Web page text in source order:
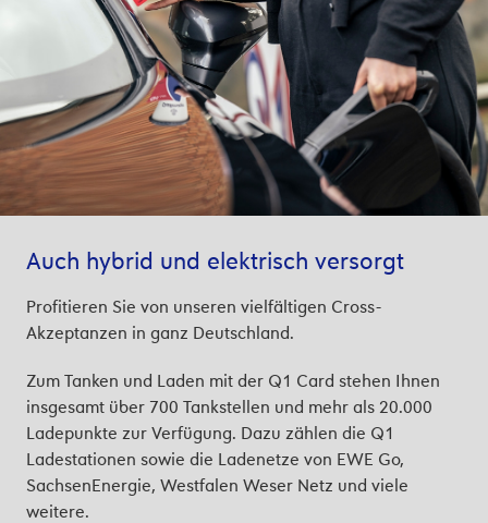
Auch hybrid und elektrisch versorgt
Profitieren Sie von unseren vielfältigen Cross-
Akzeptanzen in ganz Deutschland.
Zum Tanken und Laden mit der Q1 Card stehen Ihnen
insgesamt über 700 Tankstellen und mehr als 20.000
Ladepunkte zur Verfügung. Dazu zählen die Q1
Ladestationen sowie die Ladenetze von EWE Go,
SachsenEnergie, Westfalen Weser Netz und viele
weitere.